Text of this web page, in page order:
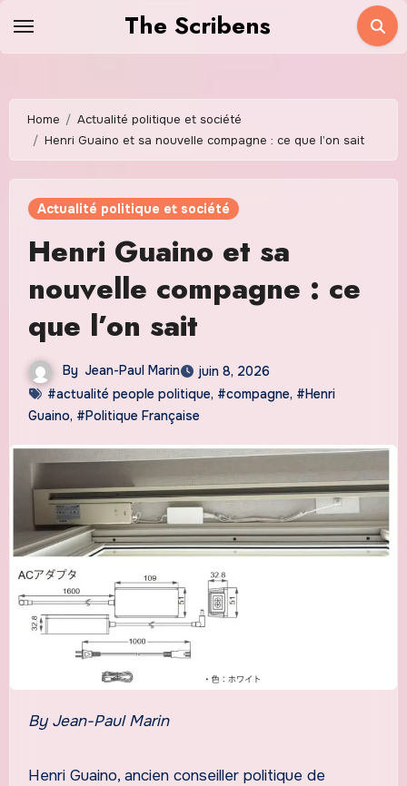
The Scribens
Home
Actualité politique et société
Henri Guaino et sa nouvelle compagne : ce que l’on sait
Actualité politique et société
Henri Guaino et sa
nouvelle compagne : ce
que l’on sait
By Jean-Paul Marin
juin 8, 2026
#actualité people politique, #compagne, #Henri
Guaino, #Politique Française
By Jean-Paul Marin
Henri Guaino, ancien conseiller politique de